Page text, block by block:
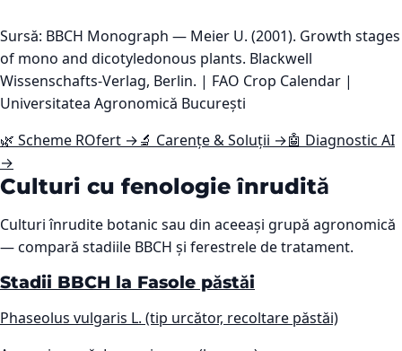
Sursă: BBCH Monograph — Meier U. (2001). Growth stages
of mono and dicotyledonous plants. Blackwell
Wissenschafts-Verlag, Berlin. | FAO Crop Calendar |
Universitatea Agronomică București
🌿 Scheme ROfert →🔬 Carențe & Soluții →🤖 Diagnostic AI
→
Culturi cu fenologie înrudită
Culturi înrudite botanic sau din aceeași grupă agronomică
— compară stadiile BBCH și ferestrele de tratament.
Stadii BBCH la Fasole păstăi
Phaseolus vulgaris L. (tip urcător, recoltare păstăi)